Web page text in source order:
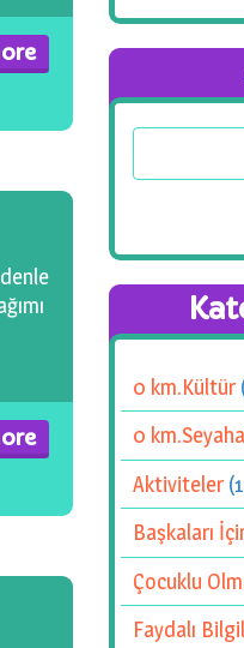
0 km.Kültür
0
Aktiviteler
Başkaları
Çocuklu
Faydalı